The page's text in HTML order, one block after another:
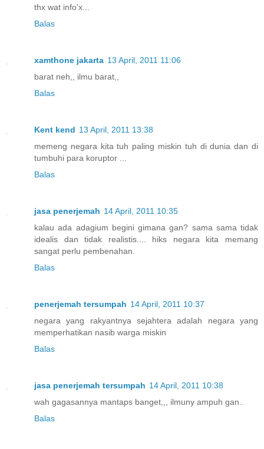
thx wat info'x...
Balas
xamthone jakarta 13 April, 2011 11:06
barat neh,, ilmu barat,,
Balas
Kent kend 13 April, 2011 13:38
memeng negara kita tuh paling miskin tuh di dunia dan di
tumbuhi para koruptor ...
Balas
jasa penerjemah 14 April, 2011 10:35
kalau ada adagium begini gimana gan? sama sama tidak
idealis dan tidak realistis.... hiks negara kita memang
sangat perlu pembenahan.
Balas
penerjemah tersumpah 14 April, 2011 10:37
negara yang rakyantnya sejahtera adalah negara yang
memperhatikan nasib warga miskin
Balas
jasa penerjemah tersumpah 14 April, 2011 10:38
wah gagasannya mantaps banget,,, ilmuny ampuh gan..
Balas